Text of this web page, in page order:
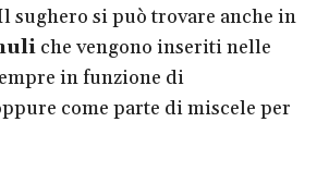
sughero si può trovare anche in
che vengono inseriti nelle
in funzione di
come parte di miscele per